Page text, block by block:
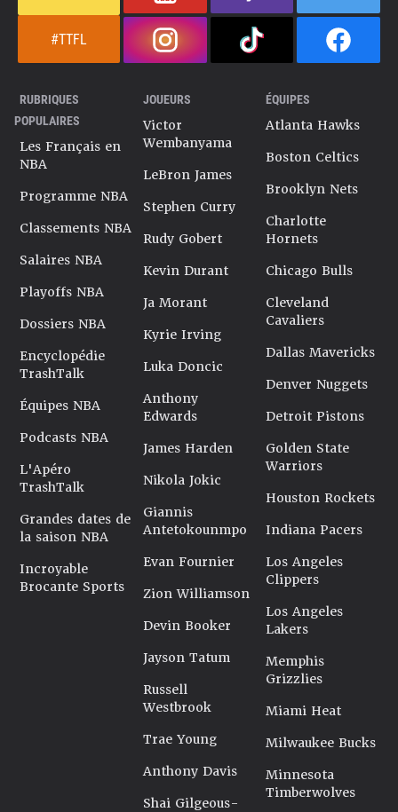
#TTFL
RUBRIQUES
POPULAIRES
Les Français en
NBA
Programme NBA
Classements NBA
Salaires NBA
Playoffs NBA
Dossiers NBA
Encyclopédie
TrashTalk
Équipes NBA
Podcasts NBA
L'Apéro
TrashTalk
Grandes dates de
la saison NBA
Incroyable
Brocante Sports
JOUEURS
Victor
Wembanyama
LeBron James
Stephen Curry
Rudy Gobert
Kevin Durant
Ja Morant
Kyrie Irving
Luka Doncic
Anthony
Edwards
James Harden
Nikola Jokic
Giannis
Antetokounmpo
Evan Fournier
Zion Williamson
Devin Booker
Jayson Tatum
Russell
Westbrook
Trae Young
Anthony Davis
Shai Gilgeous-
ÉQUIPES
Atlanta Hawks
Boston Celtics
Brooklyn Nets
Charlotte
Hornets
Chicago Bulls
Cleveland
Cavaliers
Dallas Mavericks
Denver Nuggets
Detroit Pistons
Golden State
Warriors
Houston Rockets
Indiana Pacers
Los Angeles
Clippers
Los Angeles
Lakers
Memphis
Grizzlies
Miami Heat
Milwaukee Bucks
Minnesota
Timberwolves